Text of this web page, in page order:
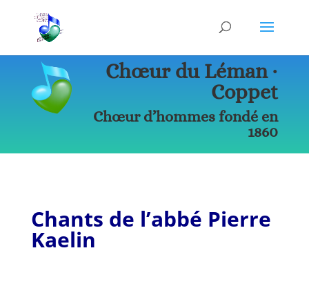
Chœur du Léman ∙
Coppet
Chœur d’hommes fondé en
1860
Chants de l’abbé Pierre
Kaelin